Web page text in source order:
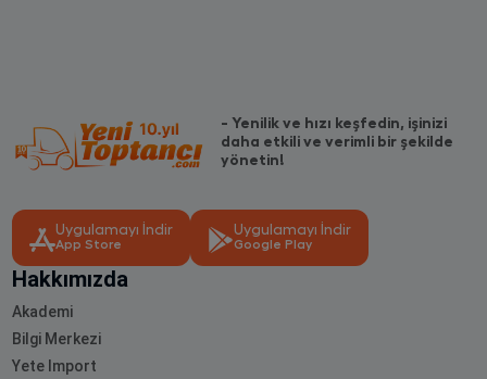
- Yenilik ve hızı keşfedin, işinizi
daha etkili ve verimli bir şekilde
yönetin!
Uygulamayı İndir
App Store
Uygulamayı İndir
Google Play
Hakkımızda
Akademi
Bilgi Merkezi
Yete Import